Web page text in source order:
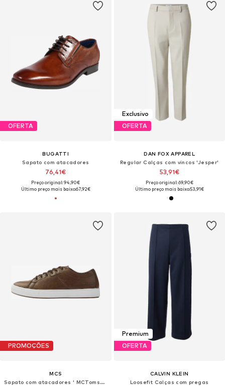
OFERTA
BUGATTI
Sapato com atacadores
76,41€
Preço original: 94,90€
Último preço mais baixo:67,92€
Exclusivo
OFERTA
DAN FOX APPAREL
Regular Calças com vincos 'Jesper'
53,91€
Preço original: 69,90€
Último preço mais baixo:53,91€
PROMOÇÕES
MCS
Sapato com atacadores ' MCTomson '
Premium
OFERTA
CALVIN KLEIN
Loosefit Calças com pregas